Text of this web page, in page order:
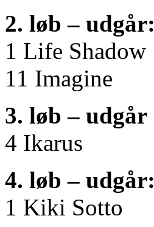
2. løb – udgår:
1 Life Shadow
11 Imagine
3. løb – udgår
4 Ikarus
4. løb – udgår:
1 Kiki Sotto